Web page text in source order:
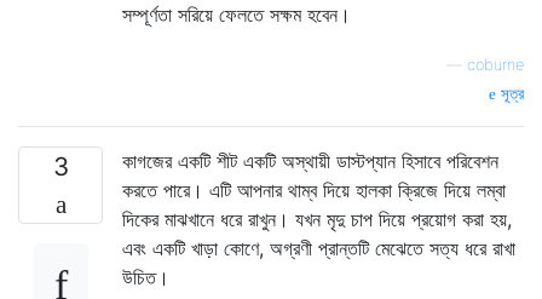
সম্পূর্ণতা সরিয়ে ফেলতে সক্ষম হবেন।
coburne
সূত্র
3
কাগজের একটি শীট একটি অস্থায়ী ডাস্টপ্যান হিসাবে পরিবেশন
করতে পারে। এটি আপনার থাম্ব দিয়ে হালকা ক্রিজে দিয়ে লম্বা
দিকের মাঝখানে ধরে রাখুন। যখন মৃদু চাপ দিয়ে প্রয়োগ করা হয়,
এবং একটি খাড়া কোণে, অগ্রণী প্রান্তটি মেঝেতে সত্য ধরে রাখা
উচিত।